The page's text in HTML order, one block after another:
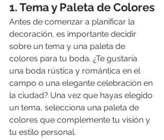
1. Tema y Paleta de Colores
Antes de comenzar a planificar la
decoración, es importante decidir
sobre un tema y una paleta de
colores para tu boda. ¿Te gustaría
una boda rústica y romántica en el
campo o una elegante celebración en
la ciudad? Una vez que hayas elegido
un tema, selecciona una paleta de
colores que complemente tu visión y
tu estilo personal.